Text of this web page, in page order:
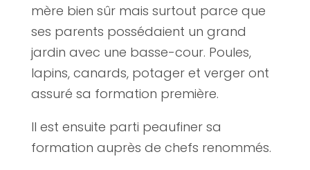
mère bien sûr mais surtout parce que
ses parents possédaient un grand
jardin avec une basse-cour. Poules,
lapins, canards, potager et verger ont
assuré sa formation première.
Il est ensuite parti peaufiner sa
formation auprès de chefs renommés.